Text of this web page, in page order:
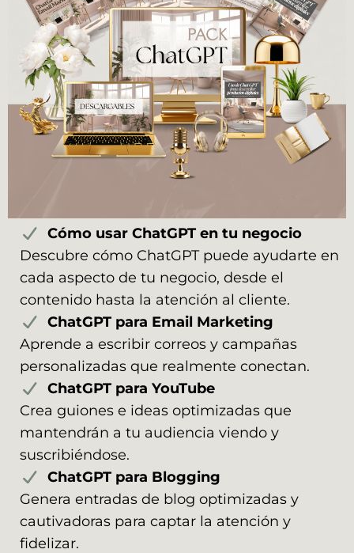
Cómo usar ChatGPT en tu negocio
Descubre cómo ChatGPT puede ayudarte en
cada aspecto de tu negocio, desde el
contenido hasta la atención al cliente.
ChatGPT para Email Marketing
Aprende a escribir correos y campañas
personalizadas que realmente conectan.
ChatGPT para YouTube
Crea guiones e ideas optimizadas que
mantendrán a tu audiencia viendo y
suscribiéndose.
ChatGPT para Blogging
Genera entradas de blog optimizadas y
cautivadoras para captar la atención y
fidelizar.